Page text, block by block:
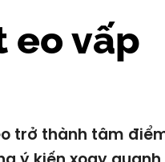
eo vấp
trở thành tâm